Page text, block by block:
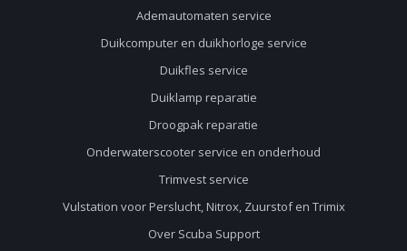
Ademautomaten service
Duikcomputer en duikhorloge service
Duikfles service
Duiklamp reparatie
Droogpak reparatie
Onderwaterscooter service en onderhoud
Trimvest service
Vulstation voor Perslucht, Nitrox, Zuurstof en Trimix
Over Scuba Support